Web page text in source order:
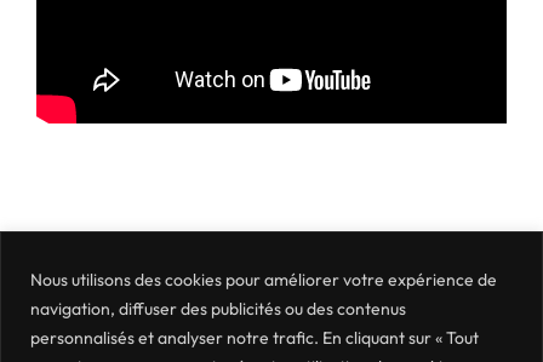
Nous utilisons des cookies pour améliorer votre expérience de
navigation, diffuser des publicités ou des contenus
personnalisés et analyser notre trafic. En cliquant sur « Tout